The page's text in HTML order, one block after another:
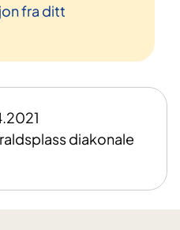
fra ditt
diakonale